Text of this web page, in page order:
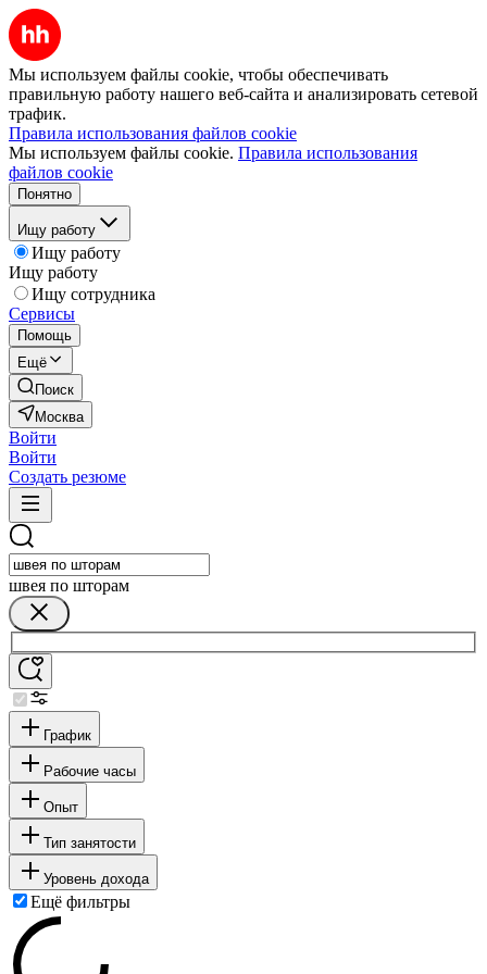
Мы используем файлы cookie, чтобы обеспечивать
правильную работу нашего веб-сайта и анализировать сетевой
трафик.
Правила использования файлов cookie
Мы используем файлы cookie. Правила использования
файлов cookie
Понятно
Ищу работу
Ищу работу
Ищу работу
Ищу сотрудника
Сервисы
Помощь
Ещё
Поиск
Москва
Войти
Войти
Создать резюме
швея по шторам
График
Рабочие часы
Опыт
Тип занятости
Уровень дохода
Ещё фильтры